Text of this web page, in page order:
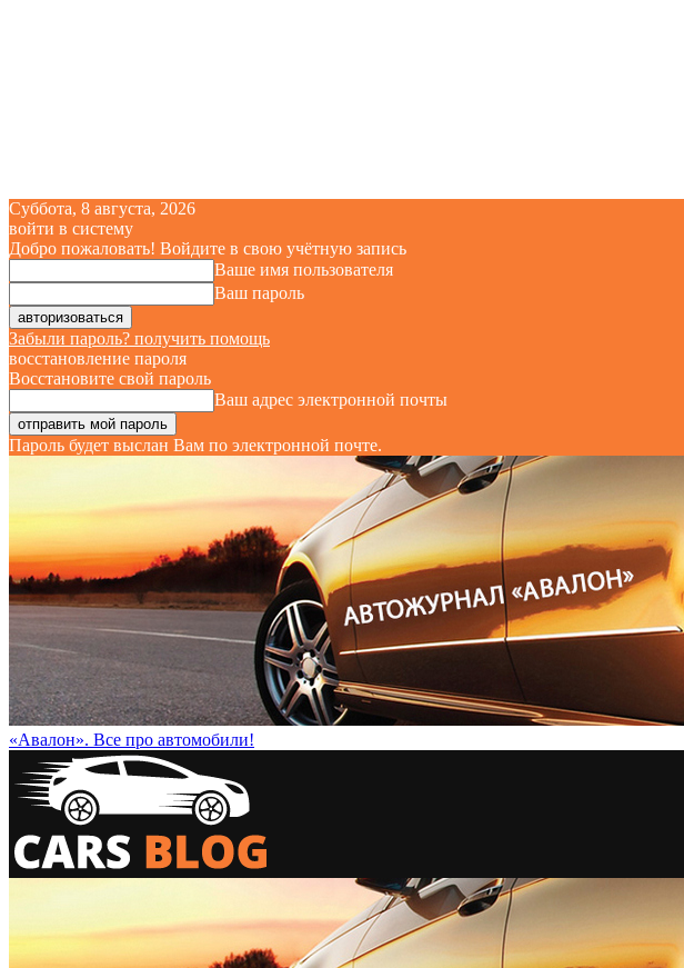
Суббота, 8 августа, 2026
войти в систему
Добро пожаловать! Войдите в свою учётную запись
Ваше имя пользователя
Ваш пароль
Забыли пароль? получить помощь
восстановление пароля
Восстановите свой пароль
Ваш адрес электронной почты
Пароль будет выслан Вам по электронной почте.
«Авалон». Все про автомобили!